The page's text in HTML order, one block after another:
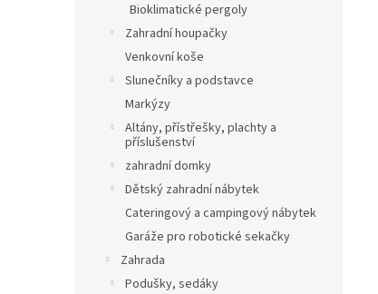
Bioklimatické pergoly
Zahradní houpačky
Venkovní koše
Slunečníky a podstavce
Markýzy
Altány, přístřešky, plachty a
příslušenství
zahradní domky
Dětský zahradní nábytek
Cateringový a campingový nábytek
Garáže pro robotické sekačky
Zahrada
Podušky, sedáky